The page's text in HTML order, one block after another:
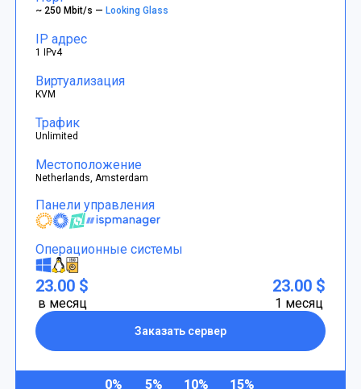
~ 250 Mbit/s —Looking Glass
IP адрес
1 IPv4
Виртуализация
KVM
Трафик
Unlimited
Местоположение
Netherlands, Amsterdam
Панели управления
Операционные системы
23.00 $
в месяц
Заказать сервер
23.00 $
1 месяц
0% 5% 10% 15%